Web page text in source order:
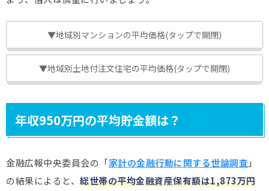
▼地域別マンションの平均価格(タップで開閉)
▼地域別土地付注文住宅の平均価格(タップで開閉)
年収950万円の平均貯金額は？
金融広報中央委員会の「家計の金融行動に関する世論調査」
の結果によると、 総世帯の平均金融資産保有額は1,873万円